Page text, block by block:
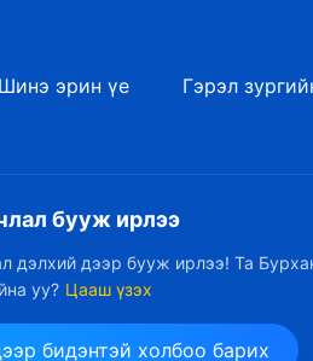
Магтан дууны
“Бурханыг
3:15
Хүчит Бурхан
Шинэ эрин үе
Гэрэл
бууж ирлээ
дэлхий дээр бууж ирлээ! Та
уу? Цааш үзэх
бидэнтэй холбоо барих